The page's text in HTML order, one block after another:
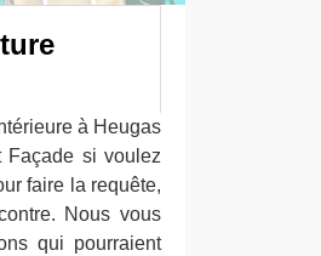
à Heugas
Façade si voulez
faire la requête,
Nous vous
qui pourraient